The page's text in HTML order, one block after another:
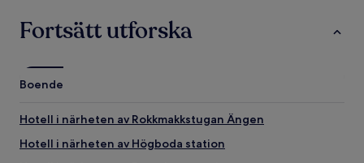
Fortsätt utforska
Boende
Hotell i närheten av Rokkmakkstugan Ängen
Hotell i närheten av Högboda station